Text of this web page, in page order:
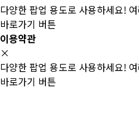
다양한 팝업 용도로 사용하세요!
바로가기 버튼
이용약관
×
다양한 팝업 용도로 사용하세요!
바로가기 버튼